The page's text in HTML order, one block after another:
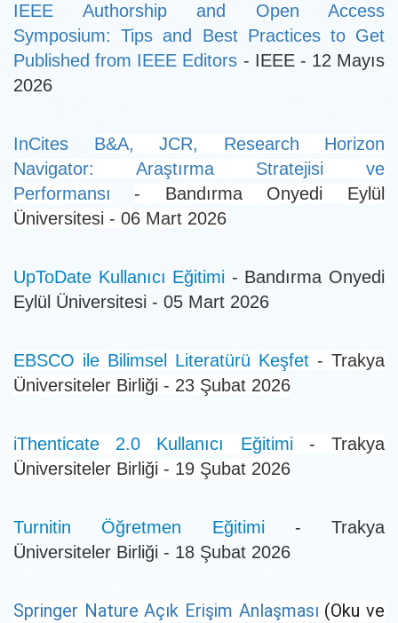
IEEE Authorship and Open Access
Symposium: Tips and Best Practices to Get
Published from IEEE Editors - IEEE - 12 Mayıs
2026
InCites B&A, JCR, Research Horizon
Navigator: Araştırma Stratejisi ve
Performansı
- Bandırma Onyedi Eylül
Üniversitesi - 06 Mart 2026
UpToDate Kullanıcı Eğitimi - Bandırma Onyedi
Eylül Üniversitesi - 05 Mart 2026
EBSCO ile Bilimsel Literatürü Keşfet - Trakya
Üniversiteler Birliği - 23 Şubat 2026
iThenticate 2.0 Kullanıcı Eğitimi- Trakya
Üniversiteler Birliği - 19 Şubat 2026
Turnitin Öğretmen Eğitimi- Trakya
Üniversiteler Birliği - 18 Şubat 2026
Springer Nature Açık Erişim Anlaşması (Oku ve